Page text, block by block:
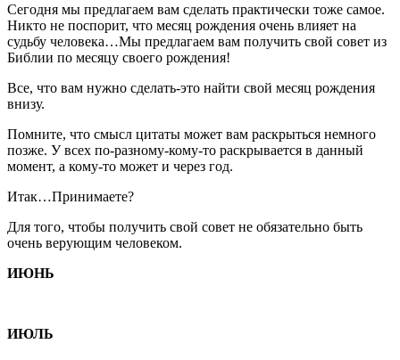
Сегодня мы предлагаем вам сделать практически тоже самое.
Никто не поспорит, что месяц рождения очень влияет на
судьбу человека…Мы предлагаем вам получить свой совет из
Библии по месяцу своего рождения!
Все, что вам нужно сделать-это найти свой месяц рождения
внизу.
Помните, что смысл цитаты может вам раскрыться немного
позже. У всех по-разному-кому-то раскрывается в данный
момент, а кому-то может и через год.
Итак…Принимаете?
Для того, чтобы получить свой совет не обязательно быть
очень верующим человеком.
ИЮНЬ
ИЮЛЬ